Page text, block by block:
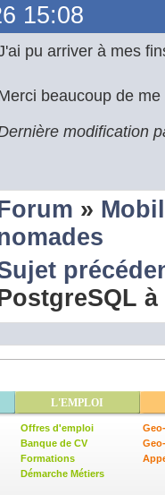
15:08
pu arriver à mes
beaucoup de
modification
»
L'EMPLOI
Offres d'emploi
Banque de CV
Formations
Démarche Métiers